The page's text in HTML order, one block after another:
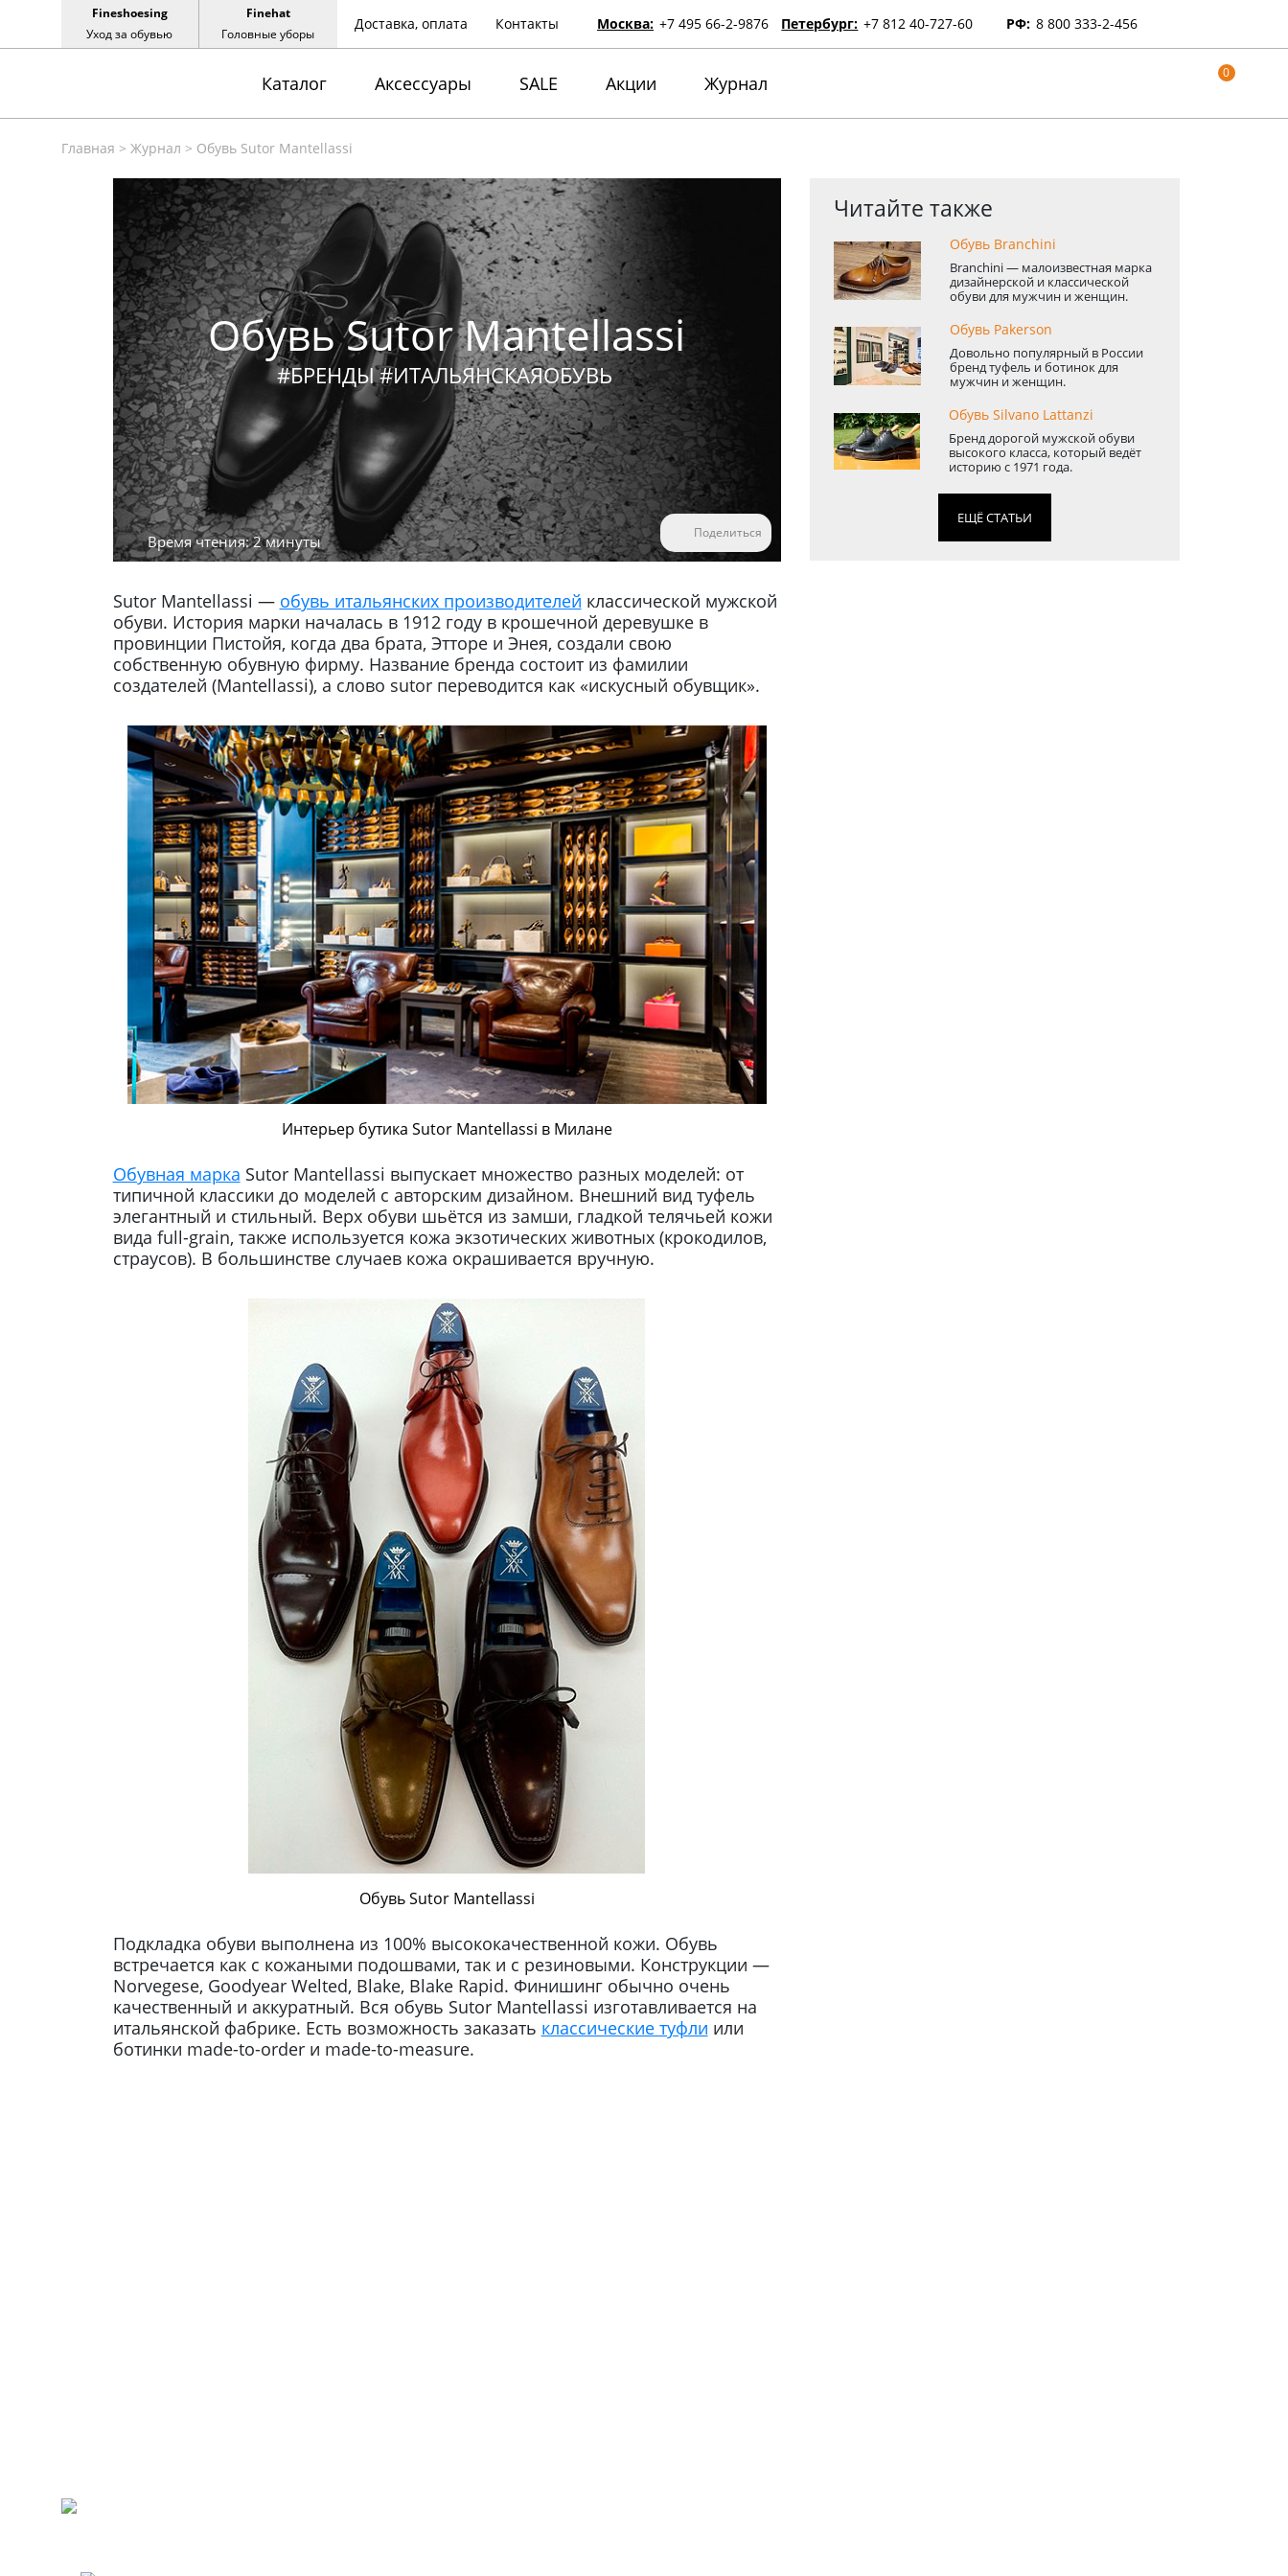
Fineshoesing
Уход за обувью
Finehat
Головные уборы
Доставка, оплата Контакты Москва: +7 495 66-2-9876 Петербург: +7 812 40-727-60 РФ: 8 800 333-2-456
Каталог Аксессуары SALE Акции Журнал 0
Главная > Журнал > Обувь Sutor Mantellassi
Обувь Sutor Mantellassi
#БРЕНДЫ#ИТАЛЬЯНСКАЯОБУВЬ
Время чтения: 2 минуты Поделиться
Sutor Mantellassi — обувь итальянских производителей классической мужской
обуви. История марки началась в 1912 году в крошечной деревушке в
провинции Пистойя, когда два брата, Этторе и Энея, создали свою
собственную обувную фирму. Название бренда состоит из фамилии
создателей (Mantellassi), а слово sutor переводится как «искусный обувщик».
Интерьер бутика Sutor Mantellassi в Милане
Обувная марка Sutor Mantellassi выпускает множество разных моделей: от
типичной классики до моделей с авторским дизайном. Внешний вид туфель
элегантный и стильный. Верх обуви шьётся из замши, гладкой телячьей кожи
вида full-grain, также используется кожа экзотических животных (крокодилов,
страусов). В большинстве случаев кожа окрашивается вручную.
Обувь Sutor Mantellassi
Подкладка обуви выполнена из 100% высококачественной кожи. Обувь
встречается как с кожаными подошвами, так и с резиновыми. Конструкции —
Norvegese, Goodyear Welted, Blake, Blake Rapid. Финишинг обычно очень
качественный и аккуратный. Вся обувь Sutor Mantellassi изготавливается на
итальянской фабрике. Есть возможность заказать классические туфли или
ботинки made-to-order и made-to-measure.
Читайте также
Обувь Branchini
Branchini — малоизвестная марка
дизайнерской и классической
обуви для мужчин и женщин.
Обувь Pakerson
Довольно популярный в России
бренд туфель и ботинок для
мужчин и женщин.
Обувь Silvano Lattanzi
Бренд дорогой мужской обуви
высокого класса, который ведёт
историю с 1971 года.
ЕЩЁ СТАТЬИ